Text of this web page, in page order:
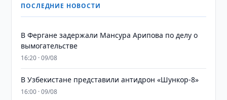
ПОСЛЕДНИЕ НОВОСТИ
В Фергане задержали Мансура Арипова по делу о
вымогательстве
16:20 · 09/08
В Узбекистане представили антидрон «Шункор-8»
16:00 · 09/08